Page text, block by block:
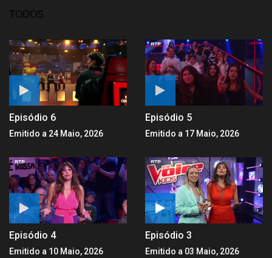
TODOS
Episódio 6
Emitido a 24 Maio, 2026
Episódio 5
Emitido a 17 Maio, 2026
Episódio 4
Emitido a 10 Maio, 2026
Episódio 3
Emitido a 03 Maio, 2026